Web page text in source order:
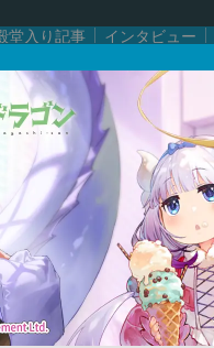
堂入り記事 インタビュー